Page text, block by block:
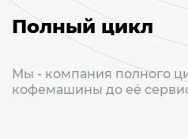
Полный цикл
Мы - компания полного
кофемашины до её